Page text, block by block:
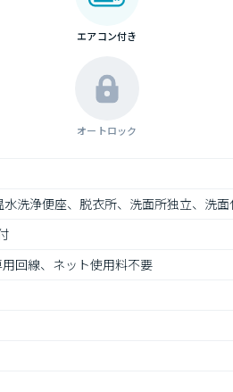
エアコン付き
オートロック
洗浄便座、脱衣所、洗面所独立、洗
回線、ネット使用料不要